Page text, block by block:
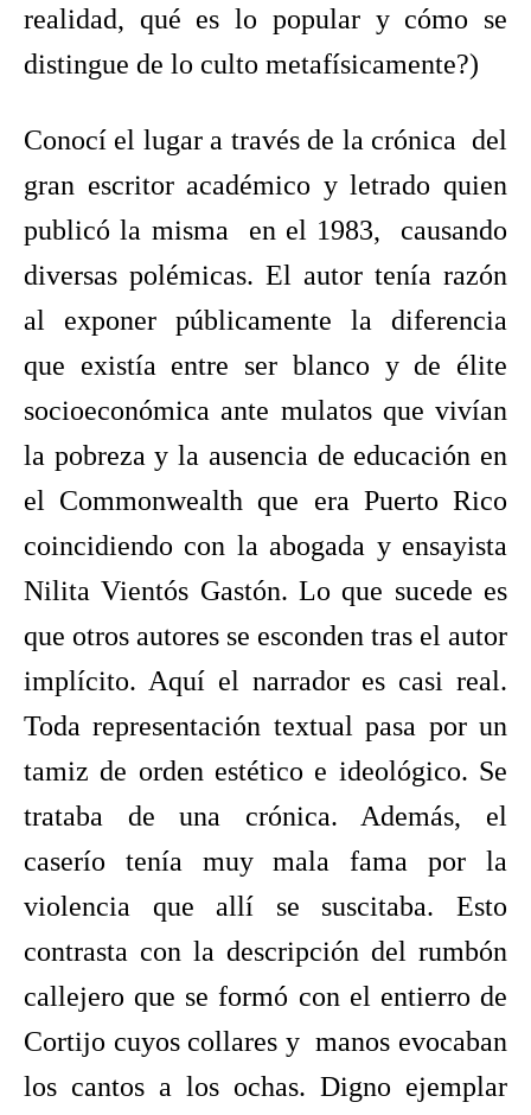
realidad, qué es lo popular y cómo se
distingue de lo culto metafísicamente?)
Conocí el lugar a través de la crónica del
gran escritor académico y letrado quien
publicó la misma en el 1983, causando
diversas polémicas. El autor tenía razón
al exponer públicamente la diferencia
que existía entre ser blanco y de élite
socioeconómica ante mulatos que vivían
la pobreza y la ausencia de educación en
el Commonwealth que era Puerto Rico
coincidiendo con la abogada y ensayista
Nilita Vientós Gastón. Lo que sucede es
que otros autores se esconden tras el autor
implícito. Aquí el narrador es casi real.
Toda representación textual pasa por un
tamiz de orden estético e ideológico. Se
trataba de una crónica. Además, el
caserío tenía muy mala fama por la
violencia que allí se suscitaba. Esto
contrasta con la descripción del rumbón
callejero que se formó con el entierro de
Cortijo cuyos collares y manos evocaban
los cantos a los ochas. Digno ejemplar